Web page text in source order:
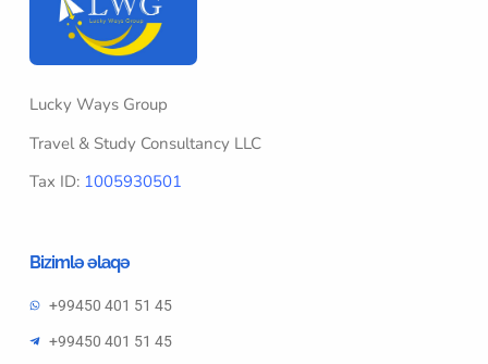
Lucky Ways Group
Travel & Study Consultancy LLC
Tax ID: 1005930501
Bizimlə əlaqə
+99450 401 51 45
+99450 401 51 45